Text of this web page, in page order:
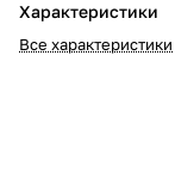
Характеристики
Все характеристики
%